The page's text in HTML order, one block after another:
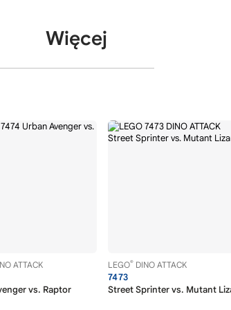
Więcej
ATTACK
vs. Raptor
LEGO® DINO ATTACK
7473
Street Sprinter vs. Mutant